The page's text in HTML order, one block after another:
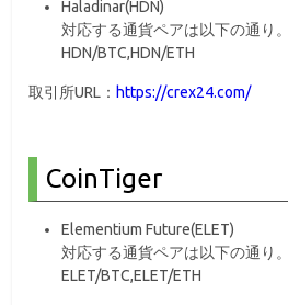
Haladinar(HDN)
対応する通貨ペアは以下の通り。
HDN/BTC,HDN/ETH
取引所URL： https://crex24.com/
CoinTiger
Elementium Future(ELET)
対応する通貨ペアは以下の通り。
ELET/BTC,ELET/ETH